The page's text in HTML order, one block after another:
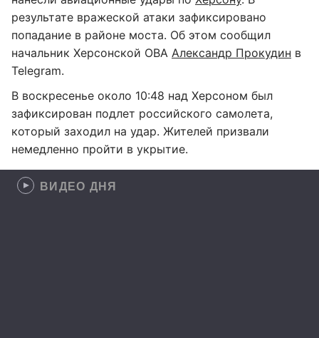
результате вражеской атаки зафиксировано
попадание в районе моста. Об этом сообщил
начальник Херсонской ОВА Александр Прокудин в
Telegram.
В воскресенье около 10:48 над Херсоном был
зафиксирован подлет российского самолета,
который заходил на удар. Жителей призвали
немедленно пройти в укрытие.
ВИДЕО ДНЯ